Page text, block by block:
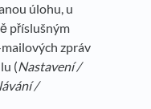
úlohu, u
příslušným
zpráv
(Nastavení /
/